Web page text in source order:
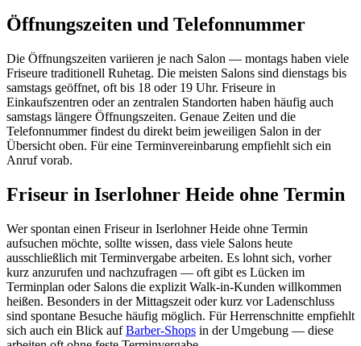
Öffnungszeiten und Telefonnummer
Die Öffnungszeiten variieren je nach Salon — montags haben viele
Friseure traditionell Ruhetag. Die meisten Salons sind dienstags bis
samstags geöffnet, oft bis 18 oder 19 Uhr. Friseure in
Einkaufszentren oder an zentralen Standorten haben häufig auch
samstags längere Öffnungszeiten. Genaue Zeiten und die
Telefonnummer findest du direkt beim jeweiligen Salon in der
Übersicht oben. Für eine Terminvereinbarung empfiehlt sich ein
Anruf vorab.
Friseur in Iserlohner Heide ohne Termin
Wer spontan einen Friseur in Iserlohner Heide ohne Termin
aufsuchen möchte, sollte wissen, dass viele Salons heute
ausschließlich mit Terminvergabe arbeiten. Es lohnt sich, vorher
kurz anzurufen und nachzufragen — oft gibt es Lücken im
Terminplan oder Salons die explizit Walk-in-Kunden willkommen
heißen. Besonders in der Mittagszeit oder kurz vor Ladenschluss
sind spontane Besuche häufig möglich. Für Herrenschnitte empfiehlt
sich auch ein Blick aufBarber-Shops in der Umgebung — diese